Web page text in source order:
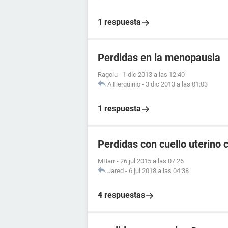
1 respuesta
Perdidas en la menopausia
Ragolu - 1 dic 2013 a las 12:40
A.Herquinio - 3 dic 2013 a las 01:03
1 respuesta
Perdidas con cuello uterino
MBarr - 26 jul 2015 a las 07:26
Jared - 6 jul 2018 a las 04:38
4 respuestas